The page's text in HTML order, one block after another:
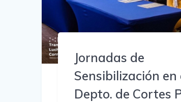
Jornadas de
Sensibilización en
Depto. de Cortes